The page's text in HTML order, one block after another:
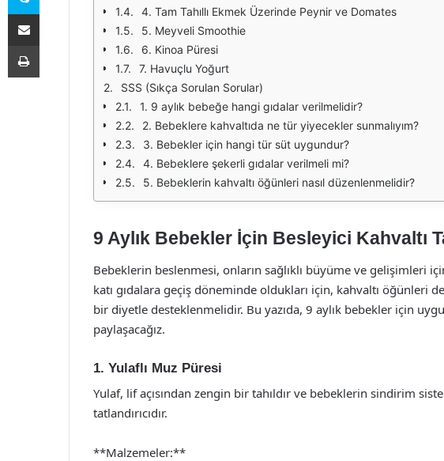
4. Tam Tahıllı Ekmek Üzerinde Peynir ve Domates
5. Meyveli Smoothie
6. Kinoa Püresi
7. Havuçlu Yoğurt
SSS (Sıkça Sorulan Sorular)
1. 9 aylık bebeğe hangi gıdalar verilmelidir?
2. Bebeklere kahvaltıda ne tür yiyecekler sunmalıyım?
3. Bebekler için hangi tür süt uygundur?
4. Bebeklere şekerli gıdalar verilmeli mi?
5. Bebeklerin kahvaltı öğünleri nasıl düzenlenmelidir?
9 Aylık Bebekler İçin Besleyici Kahvaltı
Bebeklerin beslenmesi, onların sağlıklı büyüme ve gelişimleri
katı gıdalara geçiş döneminde oldukları için, kahvaltı öğünleri
bir diyetle desteklenmelidir. Bu yazıda, 9 aylık bebekler için
paylaşacağız.
1. Yulaflı Muz Püresi
Yulaf, lif açısından zengin bir tahıldır ve bebeklerin sindirim
tatlandırıcıdır.
**Malzemeler:**
E-Posta ile paylaş